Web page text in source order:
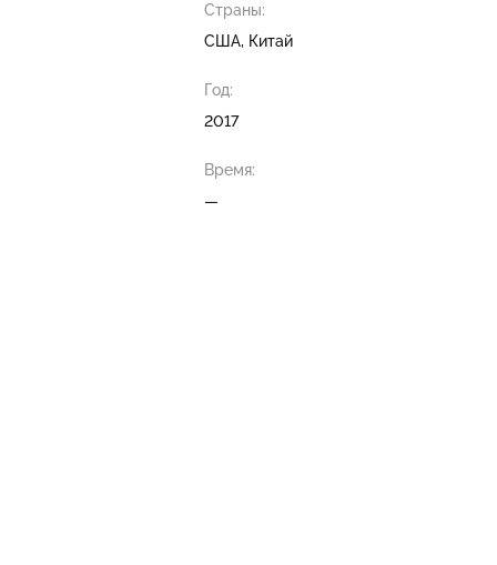
Страны:
США, Китай
Год:
2017
Время:
—